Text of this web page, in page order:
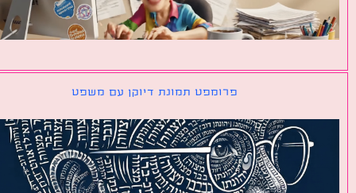
פרומפט תמונת דיוקן עם משפט